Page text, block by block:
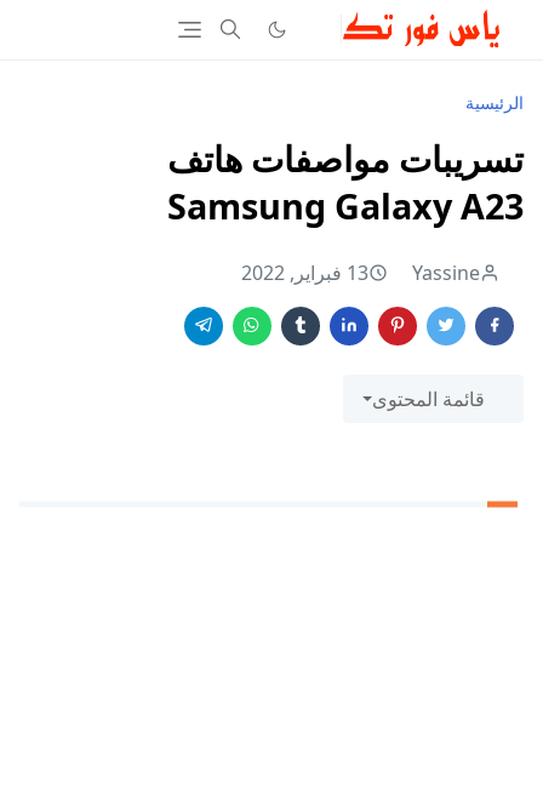
الرئيسية
تسريبات مواصفات هاتف
Samsung Galaxy A23
Yassine 13 فبراير, 2022
قائمة المحتوى